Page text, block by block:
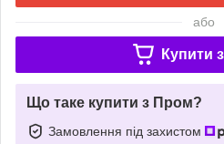
або
Купити з
Що таке купити з Пром?
Замовлення під захистом